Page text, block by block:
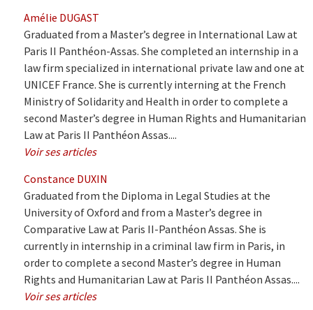
Amélie DUGAST
Graduated from a Master’s degree in International Law at
Paris II Panthéon-Assas. She completed an internship in a
law firm specialized in international private law and one at
UNICEF France. She is currently interning at the French
Ministry of Solidarity and Health in order to complete a
second Master’s degree in Human Rights and Humanitarian
Law at Paris II Panthéon Assas....
Voir ses articles
Constance DUXIN
Graduated from the Diploma in Legal Studies at the
University of Oxford and from a Master’s degree in
Comparative Law at Paris II-Panthéon Assas. She is
currently in internship in a criminal law firm in Paris, in
order to complete a second Master’s degree in Human
Rights and Humanitarian Law at Paris II Panthéon Assas....
Voir ses articles